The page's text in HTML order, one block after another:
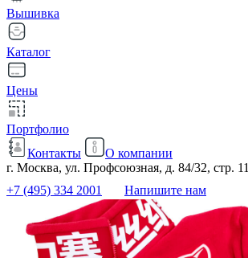
Вышивка
Каталог
Цены
Портфолио
Контакты
О компании
г. Москва, ул. Профсоюзная, д. 84/32, стр. 11
+7 (495) 334 2001
Напишите нам